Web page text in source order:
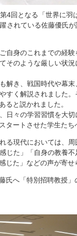
4回となる「世界に
されている佐藤優氏
自身のこれまでの経
そのような厳しい状
解き、戦国時代や幕
すく解説されました
ると説かれました。
日々の学習習慣を大
タートさせた学生たち
る現代においては、
じた」「自身の教養
じた」などの声が寄せ
氏へ「特別招聘教授」